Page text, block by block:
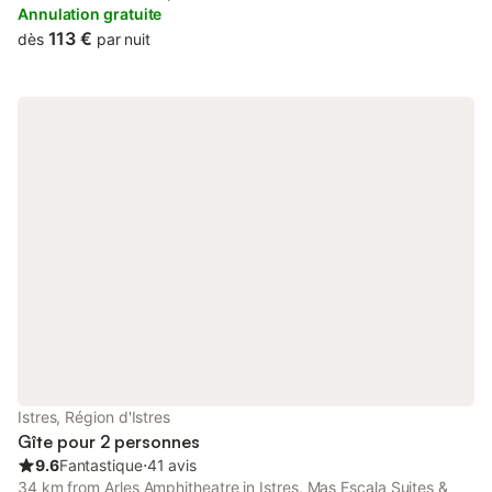
at the apartment free of charge.
Annulation gratuite
dès 113 € par nuit
Istres, Région d'Istres
Gîte pour 2 personnes
9.6Fantastique⋅41 avis
34 km from Arles Amphitheatre in Istres, Mas Escala Suites &